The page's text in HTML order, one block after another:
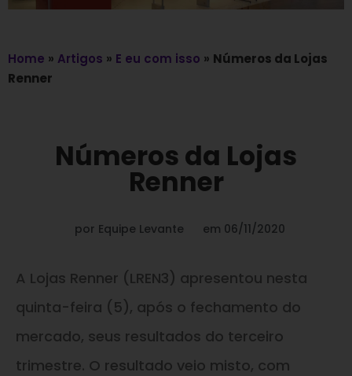
Home » Artigos » E eu com isso » Números da Lojas
Renner
Números da Lojas
Renner
por Equipe Levante em 06/11/2020
A Lojas Renner (LREN3) apresentou nesta
quinta-feira (5), após o fechamento do
mercado, seus resultados do terceiro
trimestre. O resultado veio misto, com